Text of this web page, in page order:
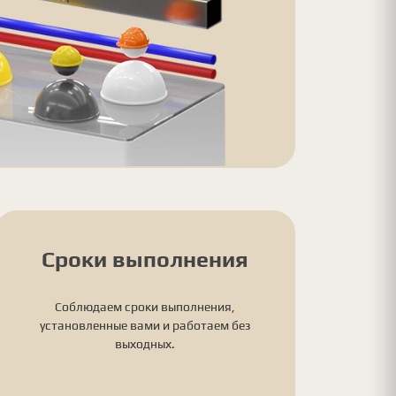
Сроки выполнения
Соблюдаем сроки выполнения,
установленные вами и работаем без
выходных.